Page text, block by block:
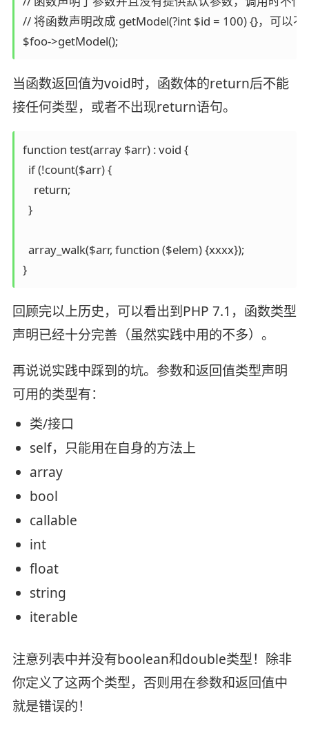
// 将函数声明改成 getModel(?int $id = 100) {}，可以不
$foo->getModel();
当函数返回值为void时，函数体的return后不能
接任何类型，或者不出现return语句。
function test(array $arr) : void {
  if (!count($arr) {
    return;
  }
  array_walk($arr, function ($elem) {xxxx});
}
回顾完以上历史，可以看出到PHP 7.1，函数类型
声明已经十分完善（虽然实践中用的不多）。
再说说实践中踩到的坑。参数和返回值类型声明
可用的类型有：
类/接口
self，只能用在自身的方法上
array
bool
callable
int
float
string
iterable
注意列表中并没有boolean和double类型！除非
你定义了这两个类型，否则用在参数和返回值中
就是错误的！